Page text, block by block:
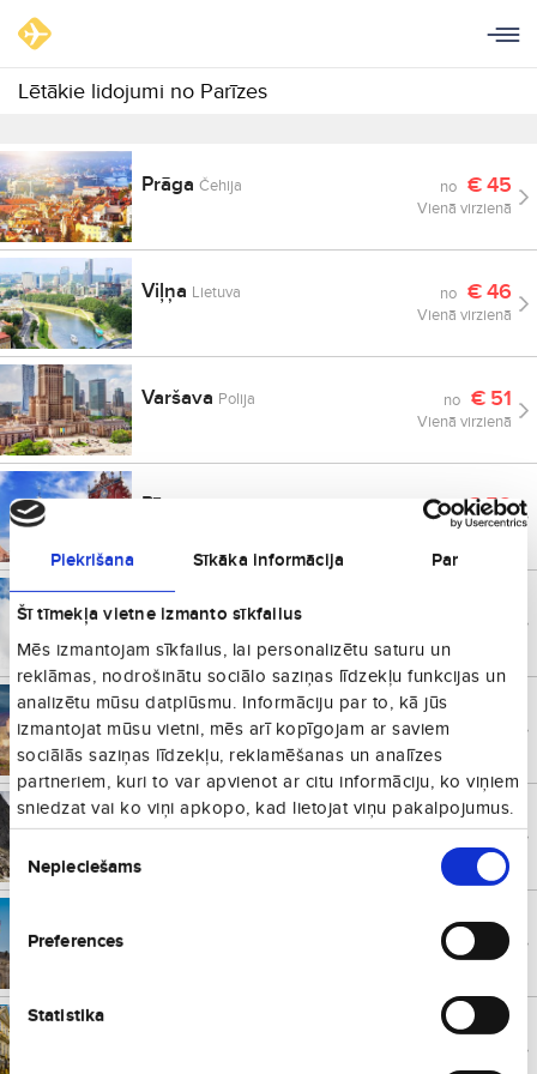
Piekrišana Sīkāka informācija Par
Šī tīmekļa vietne izmanto sīkfailus
Mēs izmantojam sīkfailus, lai personalizētu saturu un
reklāmas, nodrošinātu sociālo saziņas līdzekļu funkcijas un
analizētu mūsu datplūsmu. Informāciju par to, kā jūs
izmantojat mūsu vietni, mēs arī kopīgojam ar saviem
sociālās saziņas līdzekļu, reklamēšanas un analīzes
partneriem, kuri to var apvienot ar citu informāciju, ko viņiem
sniedzat vai ko viņi apkopo, kad lietojat viņu pakalpojumus.
Piekrišanas
izvēleNepieciešams
Preferences
Statistika
Lētākie lidojumi no Parīzes
PrāgaČehija no €45
Vienā virzienā
Viļņa Lietuva no €46
Vienā virzienā
Varšava Polija no € 51
Vienā virzienā
Rīga no €58
Vienā virzienā
KauņaLietuva
Oslo Norvēģija no
ReusaSpānija no €66
Vienā virzienā
no € 68
Vienā virzienā
no €88